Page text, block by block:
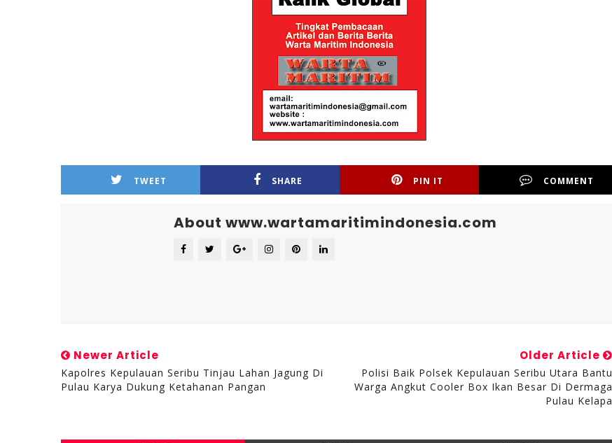
TWEET SHARE PIN IT COMMENT
About www.wartamaritimindonesia.com
Newer Article
Kapolres Kepulauan Seribu Tinjau Lahan Jagung Di
Pulau Karya Dukung Ketahanan Pangan
Older Article
Polisi Baik Polsek Kepulauan Seribu Utara Bantu
Warga Angkut Cooler Box Ikan Besar Di Dermaga
Pulau Kelapa